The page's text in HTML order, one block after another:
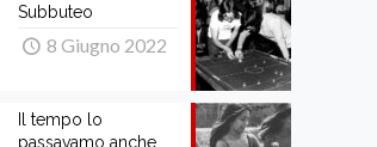
Subbuteo
8 Giugno 2022
Il tempo lo
passavamo anche